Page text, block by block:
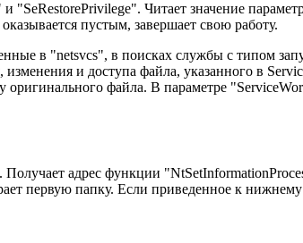
"SeRestorePrivilege". Читает значение
пустым, завершает свою работу.
в "netsvcs", в поисках службы с типом
изменения и доступа файла, указанного в
оригинального файла. В параметре
адрес функции
первую папку. Если приведенное к нижнему